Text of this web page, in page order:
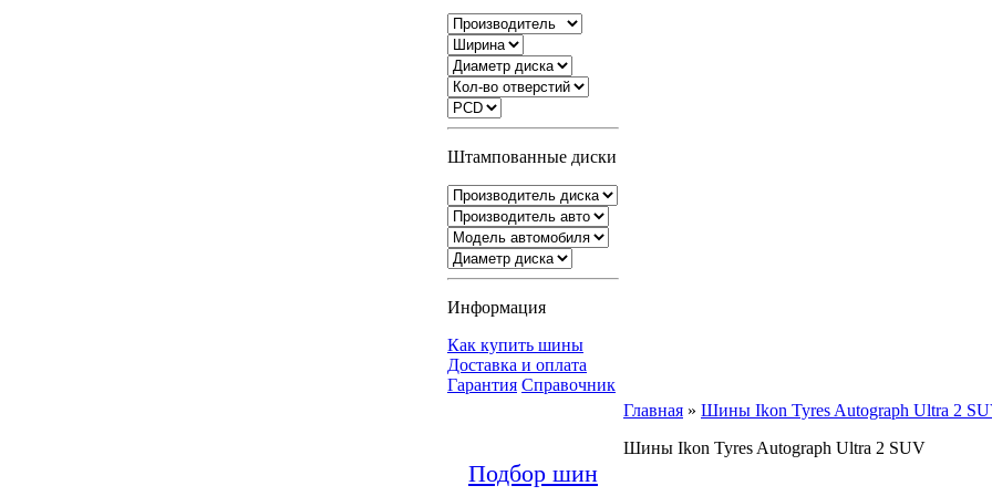
Штампованные диски
Информация
Как купить шины
Доставка и оплата
Гарантия Справочник
Подбор шин
Главная » Шины Ikon Tyres Autograph Ultra 2
Шины Ikon Tyres Autograph Ultra 2 SUV